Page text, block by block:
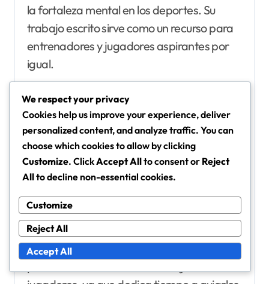
la fortaleza mental en los deportes. Su
trabajo escrito sirve como un recurso para
entrenadores y jugadores aspirantes por
igual.
La capacidad de Vastic para articular sus
pensamientos sobre el juego lo ha
convertido en una voz respetada en la
comunidad futbolística, ampliando su
impacto más allá del campo.
Roles de mentoría e influencia en
futuros jugadores
La mentoría de Vastic ha tenido una
We respect your privacy
Cookies help us improve your experience, deliver
personalized content, and analyze traffic. You can
choose which cookies to allow by clicking
Customize. ClickAccept Allto consent or Reject
Allto decline non-essential cookies.
Customize
Reject All
Accept All